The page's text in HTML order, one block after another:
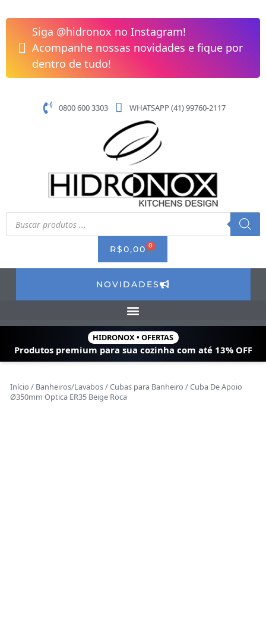
para
conteúdo
Siga @hidronox no Instagram!
Acompanhe nossas novidades e fique por
dentro de tudo!
0800 600 3303 WHATSAPP (41) 99760-2117
Pesquisar
produtos
R$0,00 0 CART
NOVIDADES
HIDRONOX • OFERTAS
Produtos premium para sua cozinha com até 13% OFF
Início / Banheiros/Lavabos/Cubas para Banheiro / Cuba De Apoio
Ø350mm Optica ER35 Beige Roca
De
Apoio
Ø350mm
Optica
ER35
Roca